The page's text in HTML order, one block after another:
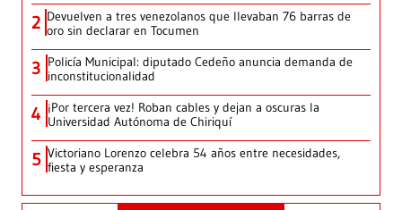
2 Devuelven a tres venezolanos que llevaban 76 barras de
oro sin declarar en Tocumen
3 Policía Municipal: diputado Cedeño anuncia demanda de
inconstitucionalidad
4 ¡Por tercera vez! Roban cables y dejan a oscuras la
Universidad Autónoma de Chiriquí
5 Victoriano Lorenzo celebra 54 años entre necesidades,
fiesta y esperanza